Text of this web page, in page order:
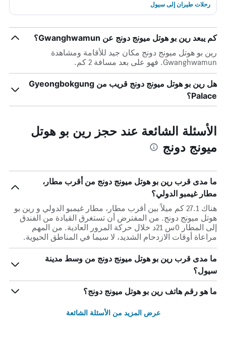
رحلات طيران إلى سيول
كم يبعد رين بو هوتل ميونج دونج عن Gwanghwamun؟
رين بو هوتل ميونج دونج مكان جيد للأقامة ومشاهدة
Gwanghwamun. فهو على بعد مسافة 2 كم.
هل رين بو هوتل ميونج دونج قريب من Gyeongbokgung
Palace؟
الأسئلة الشائعة عند حجز رين بو هوتل
ميونج دونج
ما مدى قرب رين بو هوتل ميونج دونج من أقرب مطار،
مطار غيمبو الدولي؟
هناك 27.1 كم ميلاً بين أقرب مطار، مطار غيمبو الدولي و رين بو
هوتل ميونج دونج. من المفترض أن تستغرق القيادة من الفندق
إلى المطار 0س 21د خلال حركة المرور العادية. من المهم
مراعاة أوقات الازدحام الشديد، لا سيما في المناطق الحيوية.
ما مدى قرب رين بو هوتل ميونج دونج من وسط مدينة
سيول؟
ما هو رقم هاتف رين بو هوتل ميونج دونج؟
عرض المزيد من الأسئلة الشائعة